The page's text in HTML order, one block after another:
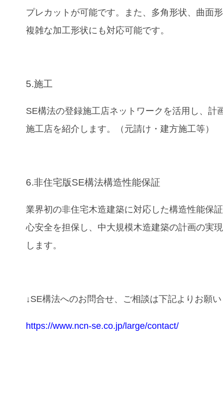
プレカットが可能です。また、多角形状、曲面
複雑な加工形状にも対応可能です。
5.施工
SE構法の登録施工店ネットワークを活用し、計
施工店を紹介します。（元請け・建方施工等）
6.非住宅版SE構法構造性能保証
業界初の非住宅木造建築に対応した構造性能保
心安全を担保し、中大規模木造建築の計画の実
します。
↓SE構法へのお問合せ、ご相談は下記よりお願
https://www.ncn-se.co.jp/large/contact/